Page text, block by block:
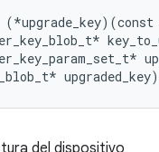
del dispositivo